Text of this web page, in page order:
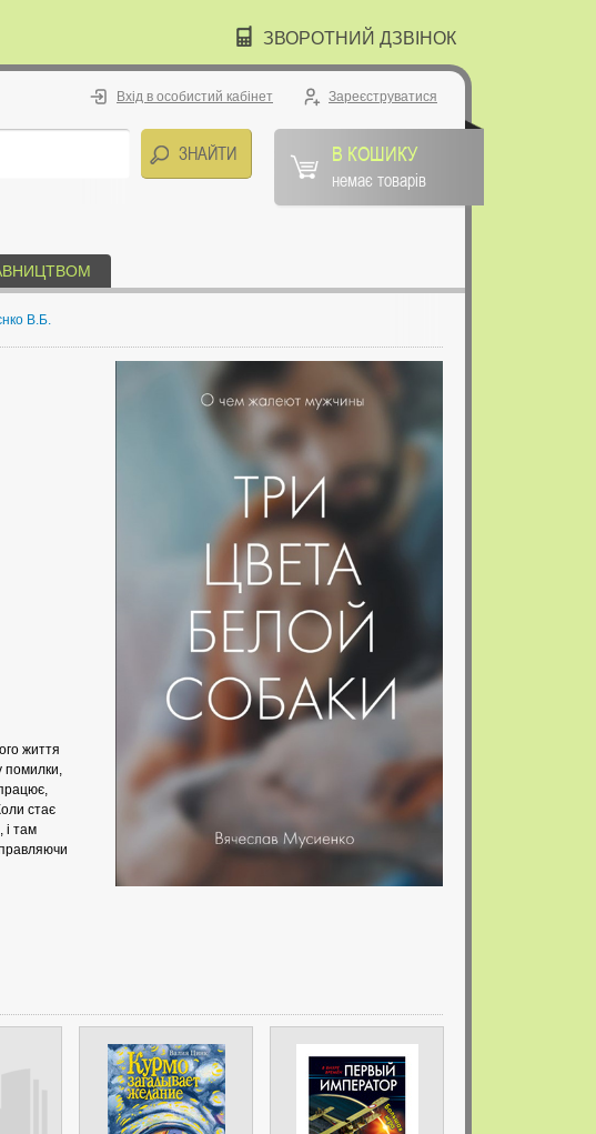
ЗВОРОТНИЙ ДЗВІНОК
Вхід в особистий кабінет Зареєструватися
В КОШИКУ
немає товарів
В.Б.
життя
помилки,
стає
і там